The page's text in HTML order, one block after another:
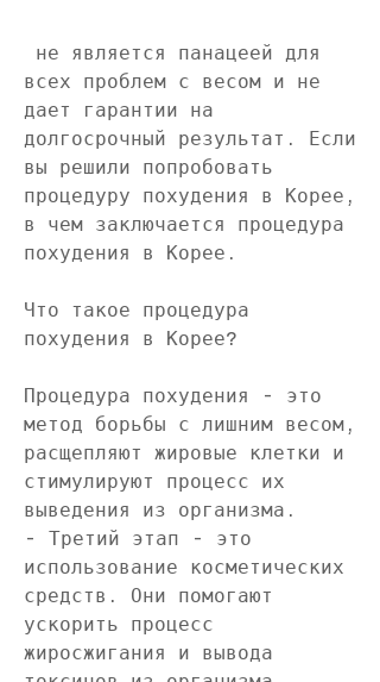
всех проблем с весом и не
дает гарантии на
долгосрочный результат. Если
вы решили попробовать
процедуру похудения в Корее,
в чем заключается процедура
похудения в Корее.
Что такое процедура
похудения в Корее?
Процедура похудения - это
метод борьбы с лишним весом,
расщепляют жировые клетки и
стимулируют процесс их
выведения из организма.
- Третий этап - это
использование косметических
средств. Они помогают
ускорить процесс
жиросжигания и вывода